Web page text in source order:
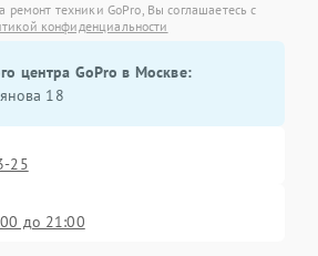
ремонт техники GoPro, Вы соглашаетесь с
конфиденциальности
центра GoPro в Москве:
18
25
до 21:00